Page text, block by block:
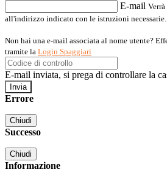
E-mail
all'indirizzo indicato con le istruzioni necessarie.
Non hai una e-mail associata al nome utente?
tramite la Login Spaggiari
E-mail inviata, si prega di controllare la
Errore
Chiudi
Successo
Chiudi
Informazione